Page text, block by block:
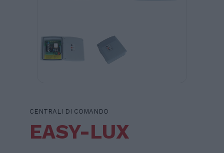
CENTRALI DI COMANDO
EASY-LUX